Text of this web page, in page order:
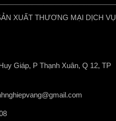
XUẤT THƯƠNG MẠI DỊCH VỤ
Giáp, P Thạnh Xuân, Q 12, TP